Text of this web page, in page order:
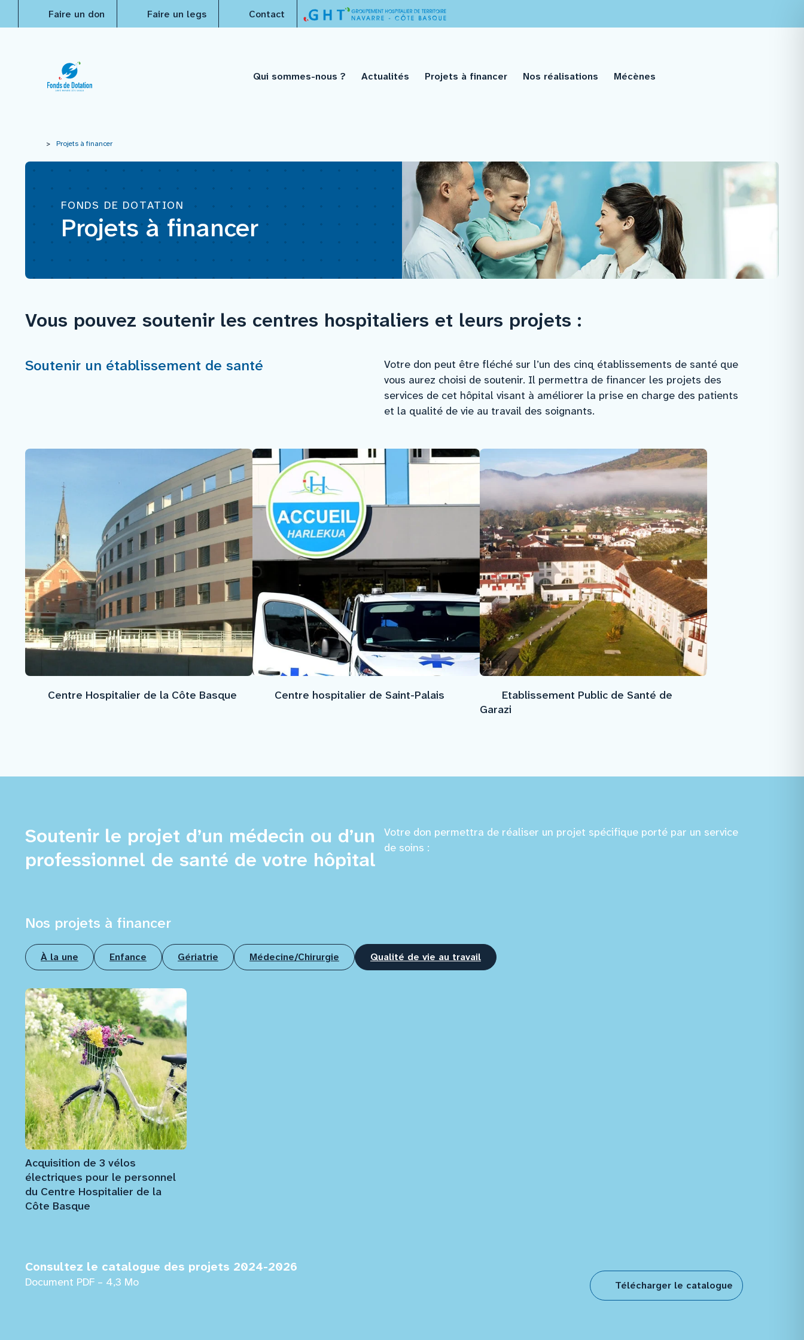
Faire un don Faire un legs Contact
Qui sommes-nous ? Actualités Projets à financer Nos réalisations Mécènes
Qui sommes-nous ?
Projets à financer
Faire un don
Faire un legs
> Projets à financer
FONDS DE DOTATION
Projets à financer
Vous pouvez soutenir les centres hospitaliers et leurs projets :
Soutenir un établissement de santé
Votre don peut être fléché sur l’un des cinq établissements de santé que
vous aurez choisi de soutenir. Il permettra de financer les projets des
services de cet hôpital visant à améliorer la prise en charge des patients
et la qualité de vie au travail des soignants.
Centre Hospitalier de la Côte Basque Centre hospitalier de Saint-Palais
Etablissement Public de Santé de
Garazi
Soutenir le projet d’un médecin ou d’un
professionnel de santé de votre hôpital
Votre don permettra de réaliser un projet spécifique porté par un service
de soins :
Nos projets à financer
À la une Enfance Gériatrie Médecine/Chirurgie Qualité de vie au travail
Acquisition de 3 vélos
électriques pour le personnel
du Centre Hospitalier de la
Côte Basque
Consultez le catalogue des projets 2024-2026
Document PDF – 4,3 Mo Télécharger le catalogue